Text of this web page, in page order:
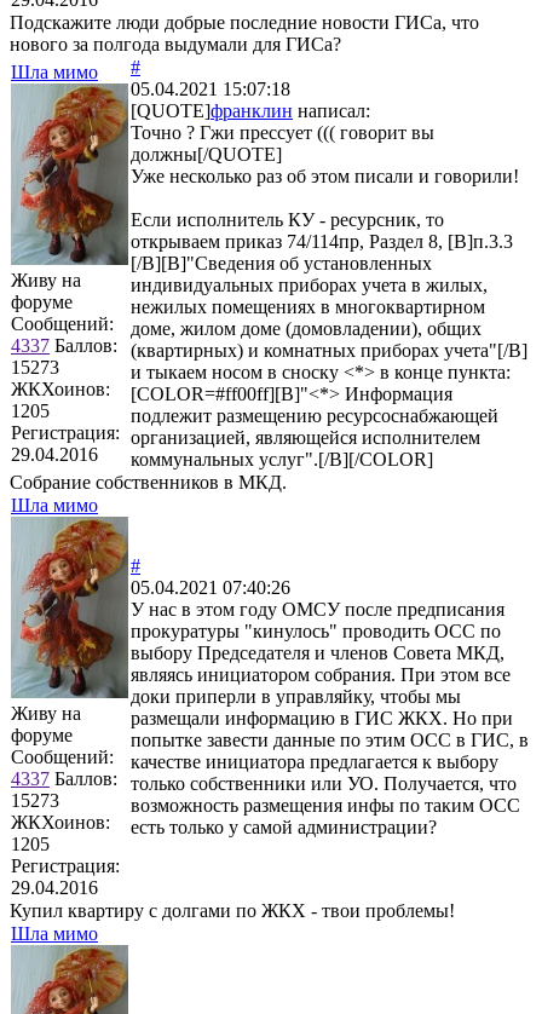
Подскажите люди добрые последние новости ГИСа, что
нового за полгода выдумали для ГИСа?
Шла мимо
Живу на
форуме
Сообщений:
4337 Баллов:
15273
ЖКХоинов:
1205
Регистрация:
29.04.2016
#
05.04.2021 15:07:18
[QUOTE]франклин написал:
Точно ? Гжи прессует ((( говорит вы
должны[/QUOTE]
Уже несколько раз об этом писали и говорили!
Если исполнитель КУ - ресурсник, то
открываем приказ 74/114пр, Раздел 8, [B]п.3.3
[/B][B]"Сведения об установленных
индивидуальных приборах учета в жилых,
нежилых помещениях в многоквартирном
доме, жилом доме (домовладении), общих
(квартирных) и комнатных приборах учета"[/B]
и тыкаем носом в сноску <*> в конце пункта:
[COLOR=#ff00ff][B]"<*> Информация
подлежит размещению ресурсоснабжающей
организацией, являющейся исполнителем
коммунальных услуг".[/B][/COLOR]
Собрание собственников в МКД.
Шла мимо
Живу на
форуме
Сообщений:
4337 Баллов:
15273
ЖКХоинов:
1205
Регистрация:
29.04.2016
#
05.04.2021 07:40:26
У нас в этом году ОМСУ после предписания
прокуратуры "кинулось" проводить ОСС по
выбору Председателя и членов Совета МКД,
являясь инициатором собрания. При этом все
доки приперли в управляйку, чтобы мы
размещали информацию в ГИС ЖКХ. Но при
попытке завести данные по этим ОСС в ГИС, в
качестве инициатора предлагается к выбору
только собственники или УО. Получается, что
возможность размещения инфы по таким ОСС
есть только у самой администрации?
Купил квартиру с долгами по ЖКХ - твои проблемы!
Шла мимо